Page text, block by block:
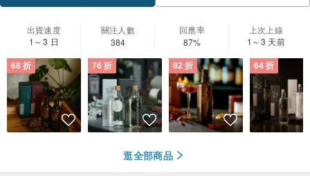
出貨速度
1～3 日
關注人數
384
回應率
87%
上次上線
1～3 天前
68 折 76 折 82 折 64 折
逛全部商品